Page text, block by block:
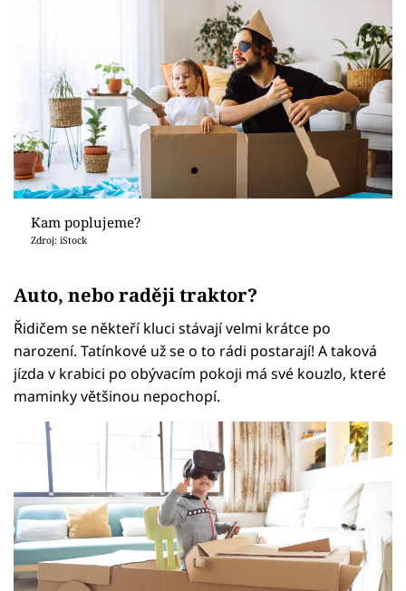
Kam poplujeme?
Zdroj: iStock
Auto, nebo raději traktor?
Řidičem se někteří kluci stávají velmi krátce po
narození. Tatínkové už se o to rádi postarají! A taková
jízda v krabici po obývacím pokoji má své kouzlo, které
maminky většinou nepochopí.